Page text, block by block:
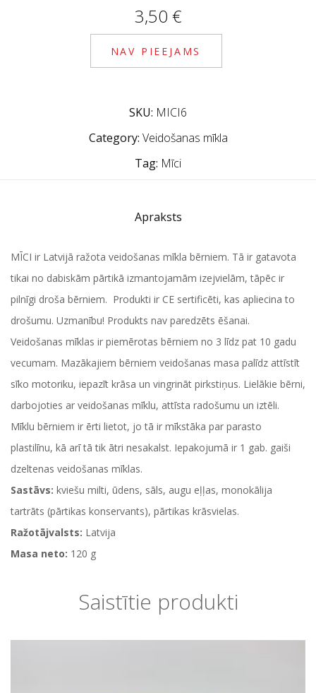
3,50 €
NAV PIEEJAMS
SKU: MICI6
Category: Veidošanas mīkla
Tag: Mīci
Apraksts
MĪCI ir Latvijā ražota veidošanas mīkla bērniem. Tā ir gatavota
tikai no dabiskām pārtikā izmantojamām izejvielām, tāpēc ir
pilnīgi droša bērniem. Produkti ir CE sertificēti, kas apliecina to
drošumu. Uzmanību! Produkts nav paredzēts ēšanai.
Veidošanas mīklas ir piemērotas bērniem no 3 līdz pat 10 gadu
vecumam. Mazākajiem bērniem veidošanas masa palīdz attīstīt
sīko motoriku, iepazīt krāsa un vingrināt pirkstiņus. Lielākie bērni,
darbojoties ar veidošanas mīklu, attīsta radošumu un iztēli.
Mīklu bērniem ir ērti lietot, jo tā ir mīkstāka par parasto
plastilīnu, kā arī tā tik ātri nesakalst. Iepakojumā ir 1 gab. gaiši
dzeltenas veidošanas mīklas.
Sastāvs: kviešu milti, ūdens, sāls, augu eļļas, monokālija
tartrāts (pārtikas konservants), pārtikas krāsvielas.
Ražotājvalsts: Latvija
Masa neto: 120 g
Saistītie produkti